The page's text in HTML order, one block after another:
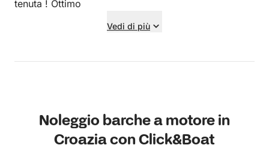
tenuta ! Ottimo
Vedi di più
Noleggio barche a motore in
Croazia con Click&Boat